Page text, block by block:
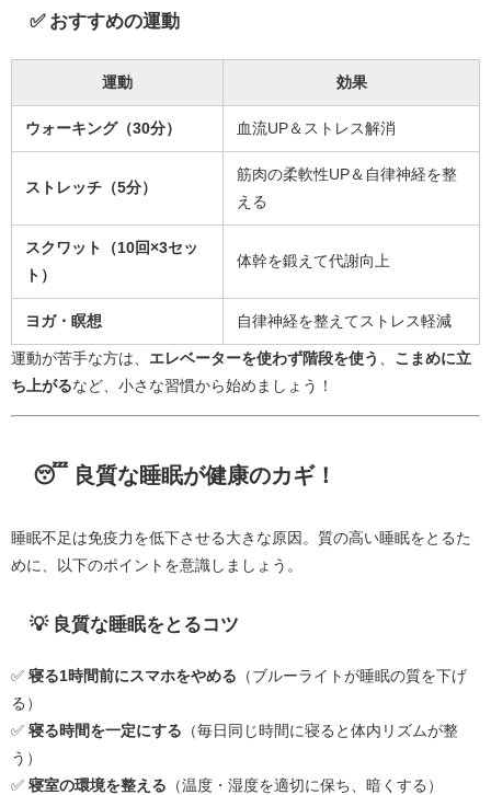
✅ おすすめの運動
運動 効果
ウォーキング（30分） 血流UP＆ストレス解消
ストレッチ（5分）
筋肉の柔軟性UP＆自律神経を整
える
スクワット（10回×3セッ
ト）
体幹を鍛えて代謝向上
ヨガ・瞑想 自律神経を整えてストレス軽減
運動が苦手な方は、 エレベーターを使わず階段を使う
こまめに立
ち上がるなど、小さな習慣から始めましょう！
😴 良質な睡眠が健康のカギ！
睡眠不足は免疫力を低下させる大きな原因。質の高い睡眠をとるた
めに、以下のポイントを意識しましょう。
💡 良質な睡眠をとるコツ
✅ 寝る1時間前にスマホをやめる （ブルーライトが睡眠の質を下げ
る）
✅ 寝る時間を一定にする （毎日同じ時間に寝ると体内リズムが整
う）
✅ 寝室の環境を整える （温度・湿度を適切に保ち、暗くする）